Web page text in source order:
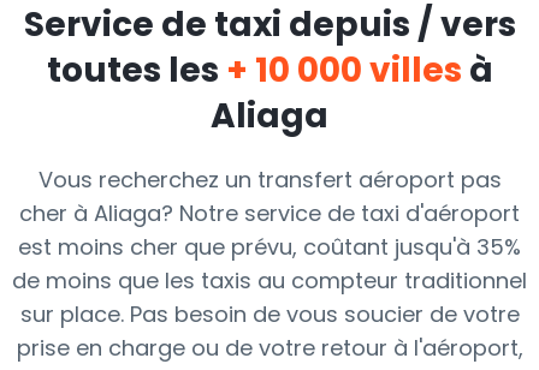
Service de taxi depuis / vers
toutes les + 10 000 villes à
Aliaga
Vous recherchez un transfert aéroport pas
cher à Aliaga? Notre service de taxi d'aéroport
est moins cher que prévu, coûtant jusqu'à 35%
de moins que les taxis au compteur traditionnel
sur place. Pas besoin de vous soucier de votre
prise en charge ou de votre retour à l'aéroport,